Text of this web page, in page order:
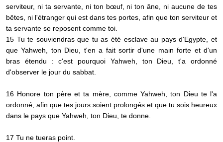
serviteur, ni ta servante, ni ton bœuf, ni ton âne, ni aucune de tes
bêtes, ni l'étranger qui est dans tes portes, afin que ton serviteur et
ta servante se reposent comme toi.
15 Tu te souviendras que tu as été esclave au pays d'Egypte, et
que Yahweh, ton Dieu, t'en a fait sortir d'une main forte et d'un
bras étendu : c'est pourquoi Yahweh, ton Dieu, t'a ordonné
d'observer le jour du sabbat.
16 Honore ton père et ta mère, comme Yahweh, ton Dieu te l'a
ordonné, afin que tes jours soient prolongés et que tu sois heureux
dans le pays que Yahweh, ton Dieu, te donne.
17 Tu ne tueras point.